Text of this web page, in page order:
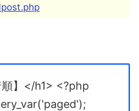
】</h1> <?php